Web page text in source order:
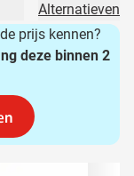
Alternatieven
prijs kennen?
deze binnen 2